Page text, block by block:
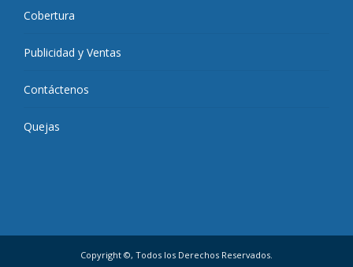
Cobertura
Publicidad y Ventas
Contáctenos
Quejas
Copyright ©, Todos los Derechos Reservados.